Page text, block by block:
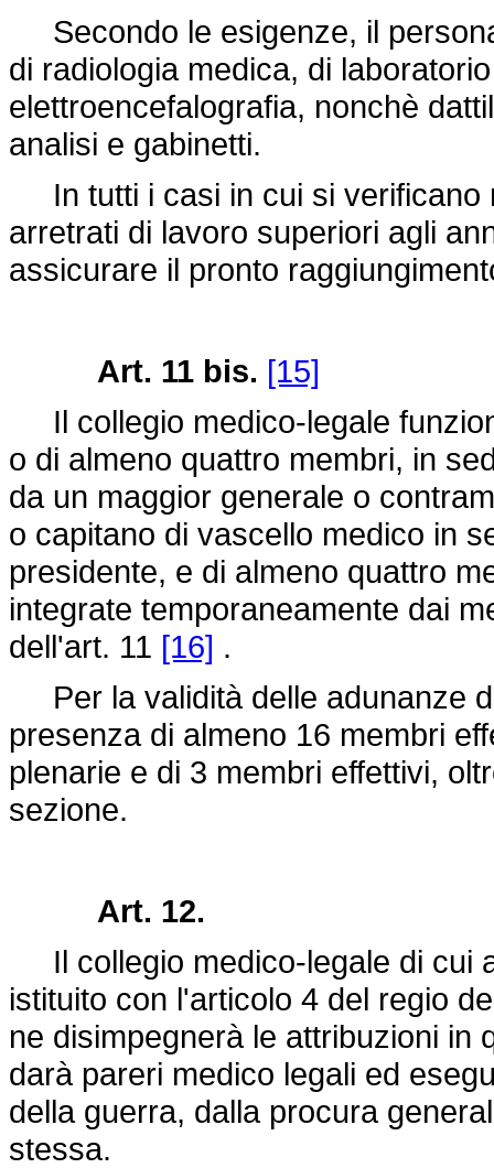
Secondo le esigenze, il
di radiologia medica, di
elettroencefalografia, nonchè
analisi e gabinetti.
In tutti i casi in cui si verificano
arretrati di lavoro superiori agli
assicurare il pronto
Art. 11 bis. [15]
Il collegio medico-legale
o di almeno quattro membri, in
da un maggior generale o
o capitano di vascello medico in
presidente, e di almeno quattro
integrate temporaneamente dai
dell'art. 11 [16] .
Per la validità delle adunanze
presenza di almeno 16 membri
plenarie e di 3 membri effettivi,
sezione.
Art. 12.
Il collegio medico-legale di cui
istituito con l'articolo 4 del regio
ne disimpegnerà le attribuzioni in
darà pareri medico legali ed
della guerra, dalla procura
stessa.